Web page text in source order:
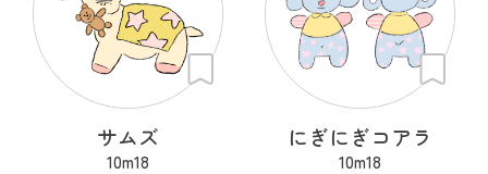
サムズ
10m18
にぎにぎコアラ
10m18